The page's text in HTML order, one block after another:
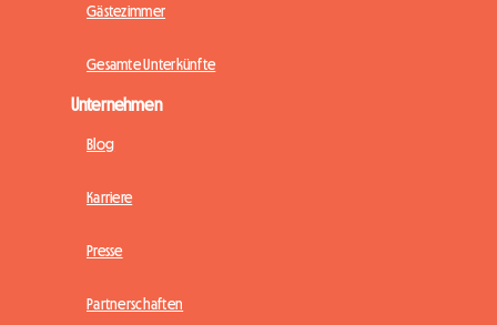
Gästezimmer
Gesamte Unterkünfte
Unternehmen
Blog
Karriere
Presse
Partnerschaften